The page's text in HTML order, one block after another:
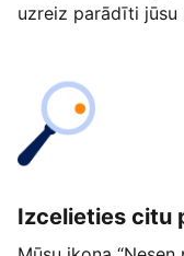
uzreiz parādīti jūsu
Izcelieties citu